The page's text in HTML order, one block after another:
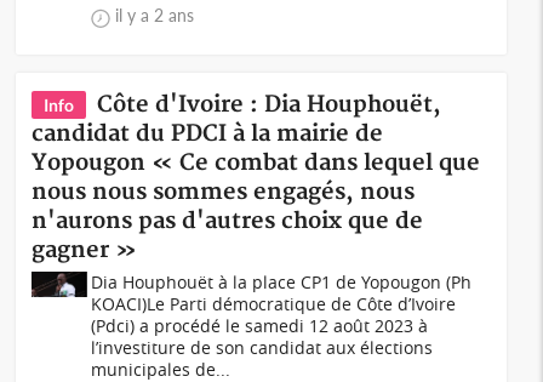
il y a 2 ans
Info
Côte d'Ivoire : Dia Houphouët,
candidat du PDCI à la mairie de
Yopougon « Ce combat dans lequel que
nous nous sommes engagés, nous
n'aurons pas d'autres choix que de
gagner »
Dia Houphouët à la place CP1 de Yopougon (Ph
KOACI)Le Parti démocratique de Côte d’Ivoire
(Pdci) a procédé le samedi 12 août 2023 à
l’investiture de son candidat aux élections
municipales de...